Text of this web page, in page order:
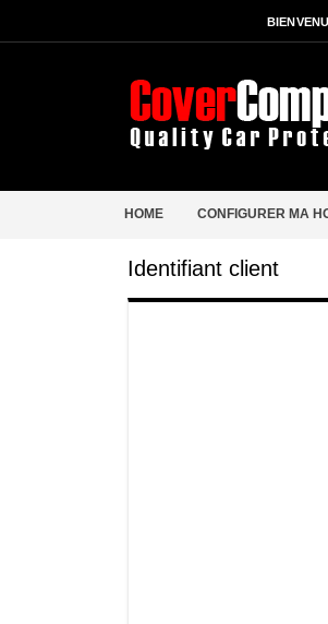
HOME CONFIGURER MA
Identifiant client